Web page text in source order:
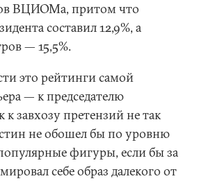
ВЦИОМа, притом что
составил 12,9%, а
— 15,5%.
это рейтинги самой
— к председателю
к завхозу претензий не так
не обошел бы по уровню
фигуры, если бы за
себе образ далекого от